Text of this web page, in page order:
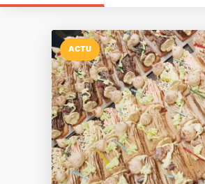
ACTU